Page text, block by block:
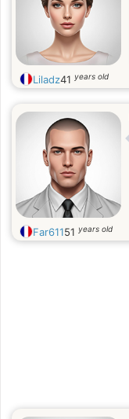
Liladz41 years old
Far61151 years old